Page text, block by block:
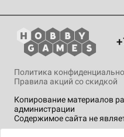
Копирование материалов
администрации
Содержимое сайта не
Политика
Правила акций со скидкой